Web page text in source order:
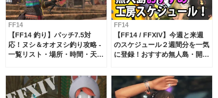
FF14
【FF14 釣り】パッチ7.5対
応！ヌシ＆オオヌシ釣り攻略 -
一覧リスト・場所・時間・天
FF14
【FF14 / FFXIV】今週と来週
のスケジュール２週間分を一気
に登録！おすすめ無人島・開拓
対応 / 毎週更新中】